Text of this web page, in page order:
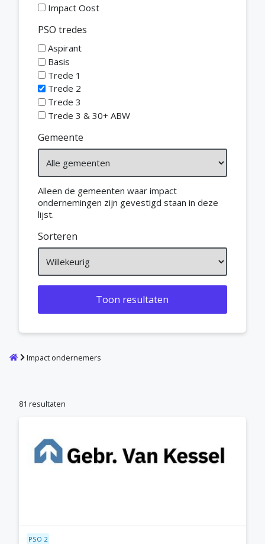
Impact Oost
PSO tredes
Aspirant
Basis
Trede 1
Trede 2
Trede 3
Trede 3 & 30+ ABW
Gemeente
Alleen de gemeenten waar impact
ondernemingen zijn gevestigd staan in deze
lijst.
Sorteren
Toon resultaten
HomeImpact ondernemers
81 resultaten
PSO 2